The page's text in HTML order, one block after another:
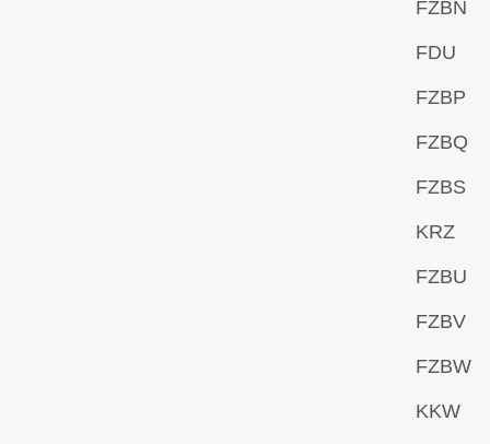
FZBN
FDU
FZBP
FZBQ
FZBS
KRZ
FZBU
FZBV
FZBW
KKW